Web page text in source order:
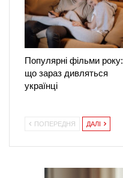
Популярні фільми року:
що зараз дивляться
українці
ПОПЕРЕДНЯ ДАЛІ